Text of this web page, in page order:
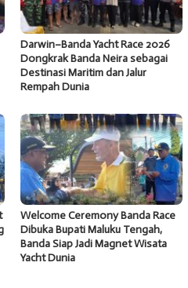
Darwin–Banda Yacht Race 2026
Dongkrak Banda Neira sebagai
Destinasi Maritim dan Jalur
Rempah Dunia
Welcome Ceremony Banda Race
Dibuka Bupati Maluku Tengah,
Banda Siap Jadi Magnet Wisata
Yacht Dunia